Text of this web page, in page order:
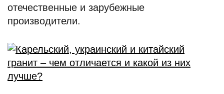
отечественные и зарубежные
производители.